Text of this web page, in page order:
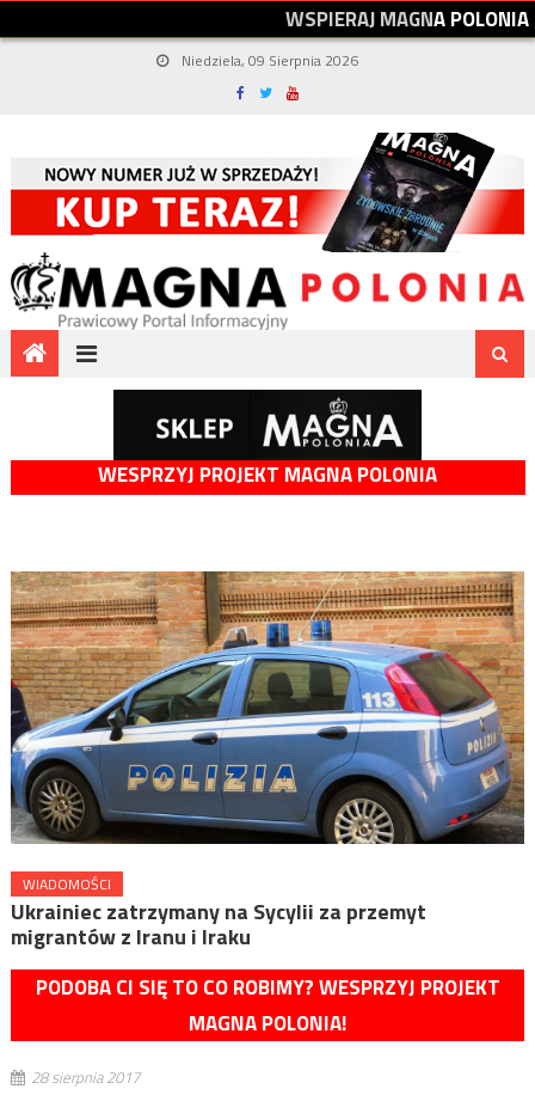
WSPIERAJMAGNAPOLONIA
Niedziela, 09 Sierpnia 2026
WESPRZYJ PROJEKT MAGNA POLONIA
WIADOMOŚCI
Ukrainiec zatrzymany na Sycylii za przemyt
migrantów z Iranu i Iraku
PODOBA CI SIĘ TO CO ROBIMY? WESPRZYJ PROJEKT
MAGNA POLONIA!
28 sierpnia 2017